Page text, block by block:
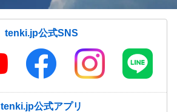
tenki.jp公式SNS
tenki.jp公式アプリ